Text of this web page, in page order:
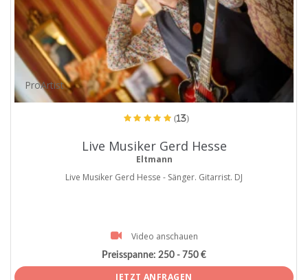
ProArtist
(13)
Live Musiker Gerd Hesse
Eltmann
Live Musiker Gerd Hesse - Sänger. Gitarrist. DJ
Video anschauen
Preisspanne: 250 - 750 €
JETZT ANFRAGEN